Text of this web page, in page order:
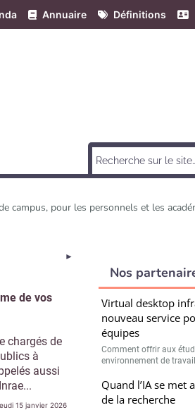
Annuaire Définitions
campus, pour les personnels et les
►
de vos
chargés de
à
aussi
15 janvier 2026
Nos
Virtual desktop
nouveau service
équipes
Comment offrir aux
environnement de
Quand l’IA se met
de la recherche